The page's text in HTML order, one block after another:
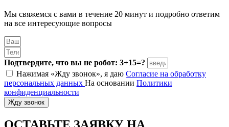
Мы свяжемся с вами в течение 20 минут и подробно ответим
на все интересующие вопросы
Подтвердите, что вы не робот: 3+15=?
Нажимая «Жду звонок», я даю Согласие на обработку
персональных данных На основании Политики
конфиденциальности
Жду звонок